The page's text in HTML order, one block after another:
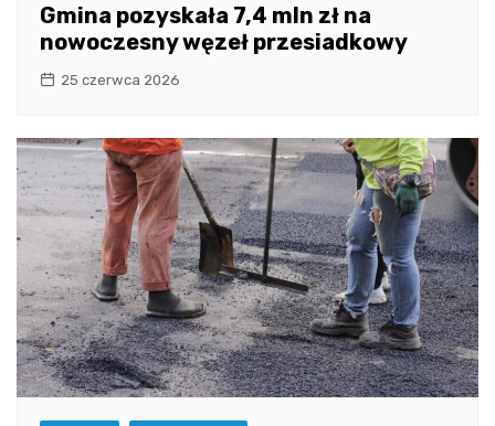
Gmina pozyskała 7,4 mln zł na
nowoczesny węzeł przesiadkowy
25 czerwca 2026